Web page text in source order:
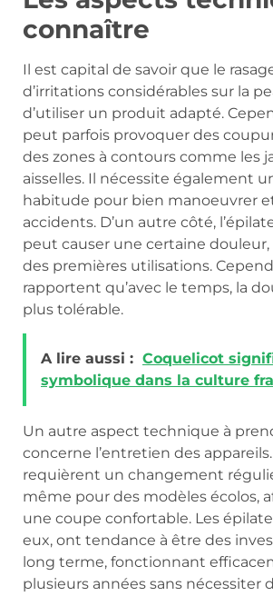
connaître
Il est capital de savoir que le
d’irritations considérables sur la
d’utiliser un produit adapté.
peut parfois provoquer des
des zones à contours comme les
aisselles. Il nécessite également
habitude pour bien manoeuvrer
accidents. D’un autre côté,
peut causer une certaine
des premières utilisations.
rapportent qu’avec le temps, la
plus tolérable.
A lire aussi : Coquelicot
symbolique dans la culture
Un autre aspect technique à
concerne l’entretien des appareils.
requièrent un changement
même pour des modèles écolos,
une coupe confortable. Les
eux, ont tendance à être des
long terme, fonctionnant
plusieurs années sans nécessiter